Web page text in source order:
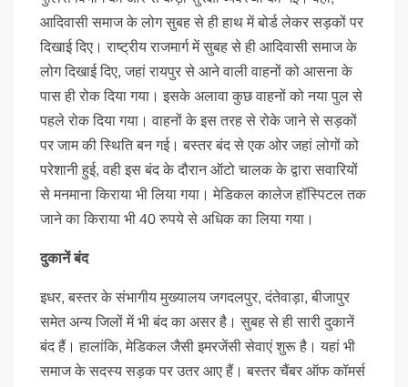
आदिवासी समाज के लोग सुबह से ही हाथ में बोर्ड लेकर सड़कों पर
दिखाई दिए। राष्ट्रीय राजमार्ग में सुबह से ही आदिवासी समाज के
लोग दिखाई दिए, जहां रायपुर से आने वाली वाहनों को आसना के
पास ही रोक दिया गया। इसके अलावा कुछ वाहनों को नया पुल से
पहले रोक दिया गया। वाहनों के इस तरह से रोके जाने से सड़कों
पर जाम की स्थिति बन गई। बस्तर बंद से एक ओर जहां लोगों को
परेशानी हुई, वही इस बंद के दौरान ऑटो चालक के द्वारा सवारियों
से मनमाना किराया भी लिया गया। मेडिकल कालेज हॉस्पिटल तक
जाने का किराया भी 40 रुपये से अधिक का लिया गया।
दुकानें बंद
इधर, बस्तर के संभागीय मुख्यालय जगदलपुर, दंतेवाड़ा, बीजापुर
समेत अन्य जिलों में भी बंद का असर है। सुबह से ही सारी दुकानें
बंद हैं। हालांकि, मेडिकल जैसी इमरजेंसी सेवाएं शुरू है। यहां भी
समाज के सदस्य सड़क पर उतर आए हैं। बस्तर चैंबर ऑफ कॉमर्स